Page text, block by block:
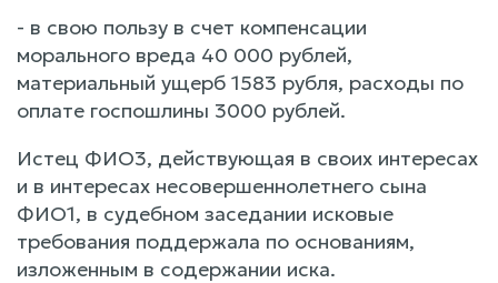
- в свою пользу в счет компенсации
морального вреда 40 000 рублей,
материальный ущерб 1583 рубля, расходы по
оплате госпошлины 3000 рублей.
Истец ФИО3, действующая в своих интересах
и в интересах несовершеннолетнего сына
ФИО1, в судебном заседании исковые
требования поддержала по основаниям,
изложенным в содержании иска.